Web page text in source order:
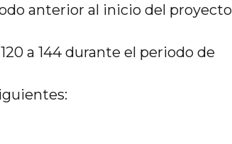
anterior al inicio del proyecto
a 144 durante el periodo de